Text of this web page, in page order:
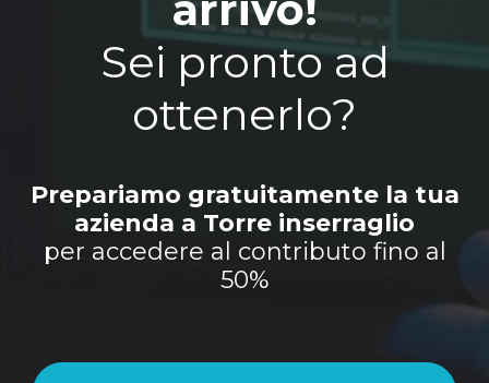
Sei pronto ad
ottenerlo?
Prepariamo gratuitamente la tua
azienda a Torre inserraglio
per accedere al contributo fino al
50%